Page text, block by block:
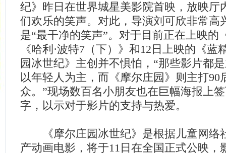
纪》昨日在世界城星美影院首映，放映厅
们欢乐的笑声。对此，导演刘可欣非常高
是“最干净的笑声”。对于目前正在上映的
《哈利·波特7（下）》和12日上映的《蓝
园冰世纪》主创并不惧怕，“那些影片都
以年轻人为主，而《摩尔庄园》则主打90
众。”现场数百名小朋友也在巨幅海报上
字，以示对于影片的支持与热爱。
《摩尔庄园冰世纪》是根据儿童网络
产动画电影，将于11日在全国正式公映，